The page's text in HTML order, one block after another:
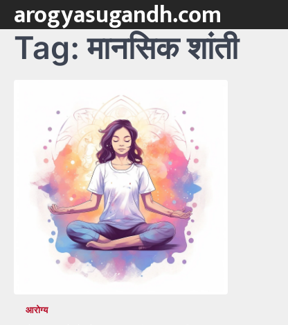
Skip
content
arogyasugandh.com
Tag:मानसिक शांती
आरोग्य